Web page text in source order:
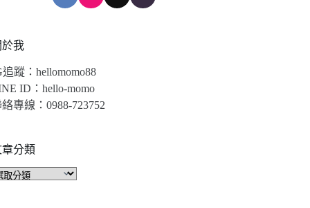
於我
追蹤：hellomomo88
ID：hello-momo
專線：0988-723752
分類